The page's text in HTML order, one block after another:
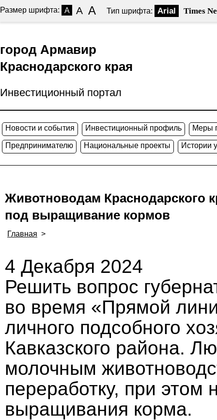
Размер шрифта: A A A Тип шрифта: Arial Times
город Армавир
Краснодарского края
Инвестиционный портал
Новости и события Инвестиционный профиль Меры
Предпринимателю Национальные проекты Истории
Животноводам Краснодарского
под выращивание кормов
Главная >
4 Декабря 2024
Решить вопрос
во время «Прямой
личного подсобного
Кавказского района.
молочным
переработку, при
выращивания корма.